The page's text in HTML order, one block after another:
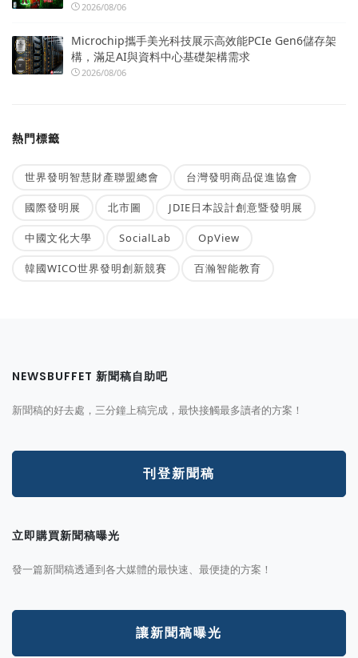
2026/08/06
Microchip攜手美光科技展示高效能PCIe Gen6儲存架
構，滿足AI與資料中心基礎架構需求
2026/08/06
熱門標籤
世界發明智慧財產聯盟總會 台灣發明商品促進協會
國際發明展 北市圖 JDIE日本設計創意暨發明展
中國文化大學 SocialLab OpView
韓國WICO世界發明創新競賽 百瀚智能教育
NEWSBUFFET 新聞稿自助吧
新聞稿的好去處，三分鐘上稿完成，最快接觸最多讀者的方案！
刊登新聞稿
立即購買新聞稿曝光
發一篇新聞稿透通到各大媒體的最快速、最便捷的方案！
讓新聞稿曝光